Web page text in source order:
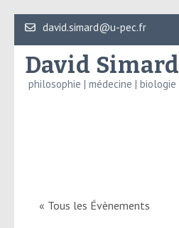
Aller
au
contenu
(Pressez
david.simard@u-pec.fr
David Simard
philosophie | médecine | biologie
« Tous les Évènements